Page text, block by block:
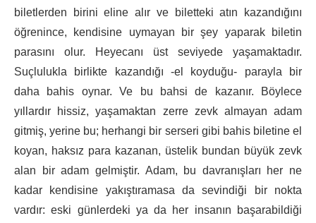
biletlerden birini eline alır ve biletteki atın kazandığını
öğrenince, kendisine uymayan bir şey yaparak biletin
parasını olur. Heyecanı üst seviyede yaşamaktadır.
Suçlulukla birlikte kazandığı -el koyduğu- parayla bir
daha bahis oynar. Ve bu bahsi de kazanır. Böylece
yıllardır hissiz, yaşamaktan zerre zevk almayan adam
gitmiş, yerine bu; herhangi bir serseri gibi bahis biletine el
koyan, haksız para kazanan, üstelik bundan büyük zevk
alan bir adam gelmiştir. Adam, bu davranışları her ne
kadar kendisine yakıştıramasa da sevindiği bir nokta
vardır: eski günlerdeki ya da her insanın başarabildiği